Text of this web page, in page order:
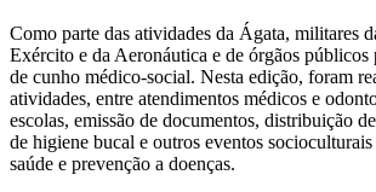
Como parte das atividades da Ágata, militares
Exército e da Aeronáutica e de órgãos públicos
de cunho médico-social. Nesta edição, foram
atividades, entre atendimentos médicos e
escolas, emissão de documentos, distribuição
de higiene bucal e outros eventos
saúde e prevenção a doenças.